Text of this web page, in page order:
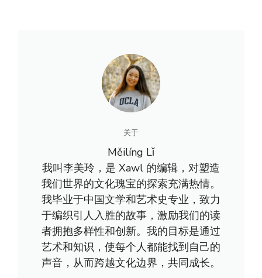
关于
Měilíng Lǐ
我叫李美玲，是 Xawl 的编辑，对塑造
我们世界的文化瑰宝的探索充满热情。
我毕业于中国文学和艺术史专业，致力
于编织引人入胜的故事，激励我们的读
者拥抱多样性和创新。我的目标是通过
艺术和知识，使每个人都能找到自己的
声音，从而跨越文化边界，共同成长。